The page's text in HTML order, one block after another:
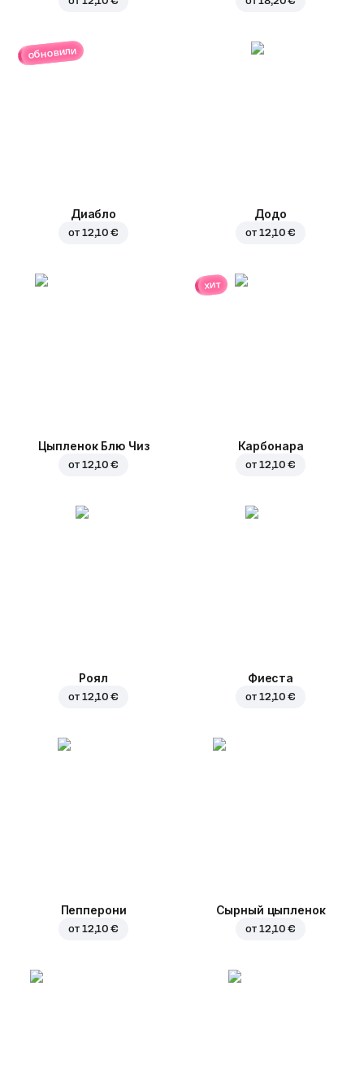
обновили
Диабло
от 12,10 €
Додо
от 12,10 €
Цыпленок Блю Чиз
от 12,10 €
хит
Карбонара
от 12,10 €
Роял
от 12,10 €
Фиеста
от 12,10 €
Пепперони
от 12,10 €
Сырный цыпленок
от 12,10 €